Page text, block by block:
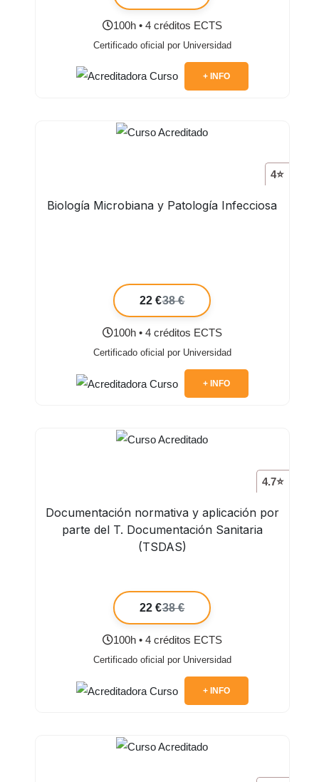
100h • 4 créditos ECTS
Certificado oficial por Universidad
+ INFO
4⭐
Biología Microbiana y Patología Infecciosa
22 €38 €
100h • 4 créditos ECTS
Certificado oficial por Universidad
+ INFO
4.7⭐
Documentación normativa y aplicación por
parte del T. Documentación Sanitaria
(TSDAS)
22 €38 €
100h • 4 créditos ECTS
Certificado oficial por Universidad
+ INFO